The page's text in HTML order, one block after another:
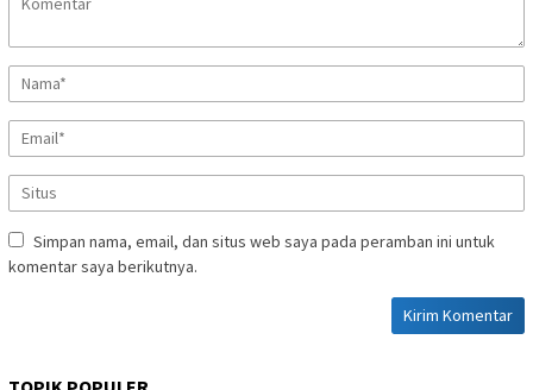
Simpan nama, email, dan situs web saya pada peramban ini untuk
komentar saya berikutnya.